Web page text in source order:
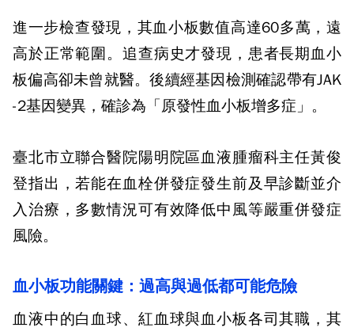
進一步檢查發現，其血小板數值高達60多萬，遠
高於正常範圍。追查病史才發現，患者長期血小
板偏高卻未曾就醫。後續經基因檢測確認帶有JAK
-2基因變異，確診為「原發性血小板增多症」。
臺北市立聯合醫院陽明院區血液腫瘤科主任黃俊
登指出，若能在血栓併發症發生前及早診斷並介
入治療，多數情況可有效降低中風等嚴重併發症
風險。
血小板功能關鍵：過高與過低都可能危險
血液中的白血球、紅血球與血小板各司其職，其